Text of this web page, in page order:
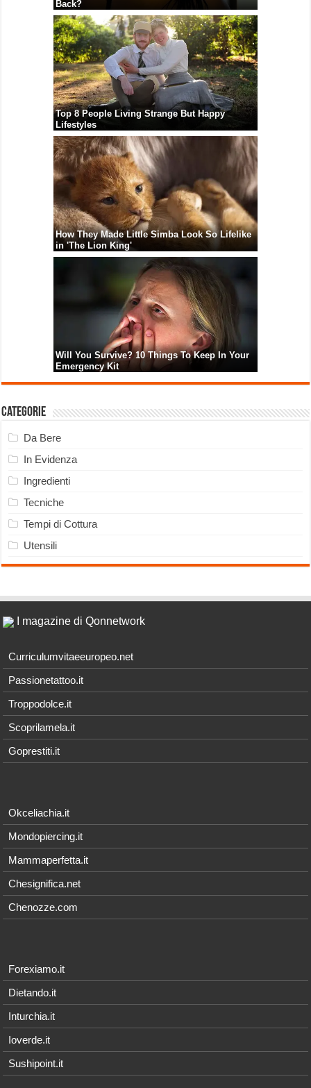
Categorie
Da Bere
In Evidenza
Ingredienti
Tecniche
Tempi di Cottura
Utensili
I magazine di Qonnetwork
Curriculumvitaeeuropeo.net
Passionetattoo.it
Troppodolce.it
Scoprilamela.it
Goprestiti.it
Okceliachia.it
Mondopiercing.it
Mammaperfetta.it
Chesignifica.net
Chenozze.com
Forexiamo.it
Dietando.it
Inturchia.it
Ioverde.it
Sushipoint.it